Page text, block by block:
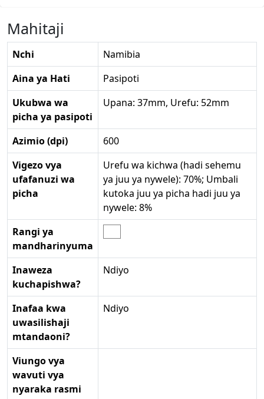
Mahitaji
Nchi
Namibia
Aina ya Hati
Pasipoti
Ukubwa wa
picha ya pasipoti
Upana: 37mm, Urefu: 52mm
Azimio (dpi)
600
Vigezo vya
ufafanuzi wa
picha
Urefu wa kichwa (hadi sehemu
ya juu ya nywele): 70%; Umbali
kutoka juu ya picha hadi juu ya
nywele: 8%
Rangi ya
mandharinyuma
Inaweza
kuchapishwa?
Ndiyo
Inafaa kwa
uwasilishaji
mtandaoni?
Ndiyo
Viungo vya
wavuti vya
nyaraka rasmi